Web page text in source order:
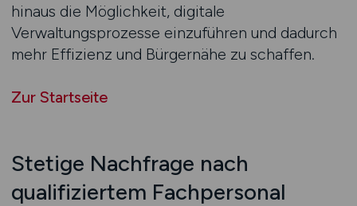
hinaus die Möglichkeit, digitale
Verwaltungsprozesse einzuführen und dadurch
mehr Effizienz und Bürgernähe zu schaffen.
Zur Startseite
Stetige Nachfrage nach
qualifiziertem Fachpersonal